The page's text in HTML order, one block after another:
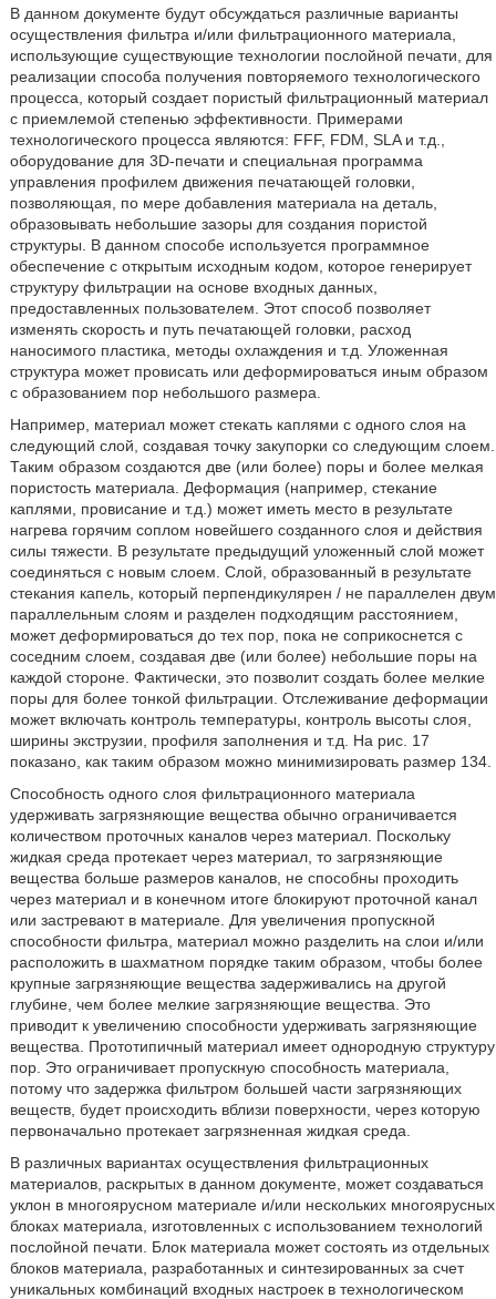
В данном документе будут обсуждаться различные варианты
осуществления фильтра и/или фильтрационного материала,
использующие существующие технологии послойной печати, для
реализации способа получения повторяемого технологического
процесса, который создает пористый фильтрационный материал
с приемлемой степенью эффективности. Примерами
технологического процесса являются: FFF, FDM, SLA и т.д.,
оборудование для 3D-печати и специальная программа
управления профилем движения печатающей головки,
позволяющая, по мере добавления материала на деталь,
образовывать небольшие зазоры для создания пористой
структуры. В данном способе используется программное
обеспечение с открытым исходным кодом, которое генерирует
структуру фильтрации на основе входных данных,
предоставленных пользователем. Этот способ позволяет
изменять скорость и путь печатающей головки, расход
наносимого пластика, методы охлаждения и т.д. Уложенная
структура может провисать или деформироваться иным образом
с образованием пор небольшого размера.
Например, материал может стекать каплями с одного слоя на
следующий слой, создавая точку закупорки со следующим слоем.
Таким образом создаются две (или более) поры и более мелкая
пористость материала. Деформация (например, стекание
каплями, провисание и т.д.) может иметь место в результате
нагрева горячим соплом новейшего созданного слоя и действия
силы тяжести. В результате предыдущий уложенный слой может
соединяться с новым слоем. Слой, образованный в результате
стекания капель, который перпендикулярен / не параллелен двум
параллельным слоям и разделен подходящим расстоянием,
может деформироваться до тех пор, пока не соприкоснется с
соседним слоем, создавая две (или более) небольшие поры на
каждой стороне. Фактически, это позволит создать более мелкие
поры для более тонкой фильтрации. Отслеживание деформации
может включать контроль температуры, контроль высоты слоя,
ширины экструзии, профиля заполнения и т.д. На рис. 17
показано, как таким образом можно минимизировать размер 134.
Способность одного слоя фильтрационного материала
удерживать загрязняющие вещества обычно ограничивается
количеством проточных каналов через материал. Поскольку
жидкая среда протекает через материал, то загрязняющие
вещества больше размеров каналов, не способны проходить
через материал и в конечном итоге блокируют проточной канал
или застревают в материале. Для увеличения пропускной
способности фильтра, материал можно разделить на слои и/или
расположить в шахматном порядке таким образом, чтобы более
крупные загрязняющие вещества задерживались на другой
глубине, чем более мелкие загрязняющие вещества. Это
приводит к увеличению способности удерживать загрязняющие
вещества. Прототипичный материал имеет однородную структуру
пор. Это ограничивает пропускную способность материала,
потому что задержка фильтром большей части загрязняющих
веществ, будет происходить вблизи поверхности, через которую
первоначально протекает загрязненная жидкая среда.
В различных вариантах осуществления фильтрационных
материалов, раскрытых в данном документе, может создаваться
уклон в многоярусном материале и/или нескольких многоярусных
блоках материала, изготовленных с использованием технологий
послойной печати. Блок материала может состоять из отдельных
блоков материала, разработанных и синтезированных за счет
уникальных комбинаций входных настроек в технологическом